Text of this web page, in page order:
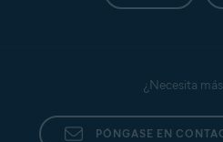
¿Necesita
PÓNGASE EN